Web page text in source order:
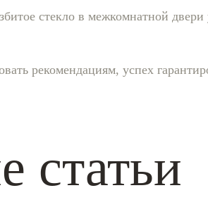
стекло в межкомнатной
рекомендациям, успех
статьи